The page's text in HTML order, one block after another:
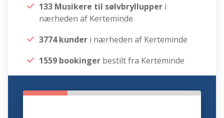
133 Musikere til sølvbryllupper i
nærheden af Kerteminde
3774 kunder i nærheden af Kerteminde
1559 bookinger bestilt fra Kerteminde